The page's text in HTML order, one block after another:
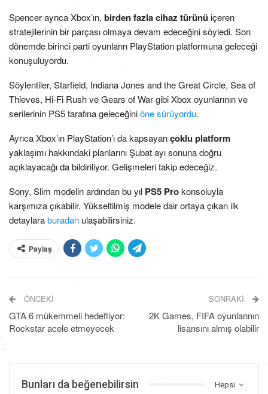
Spencer ayrıca Xbox’ın, birden fazla cihaz türünüiçeren
stratejilerinin bir parçası olmaya devam edeceğini söyledi. Son
dönemde birinci parti oyunların PlayStation platformuna geleceği
konuşuluyordu.
Söylentiler, Starfield, Indiana Jones and the Great Circle, Sea of
Thieves, Hi-Fi Rush ve Gears of War gibi Xbox oyunlarının ve
serilerinin PS5 tarafına geleceğiniöne sürüyordu.
Ayrıca Xbox’ın PlayStation’ı da kapsayançoklu platform
yaklaşımı hakkındaki planlarını Şubat ayı sonuna doğru
açıklayacağı da bildiriliyor. Gelişmeleri takip edeceğiz.
Sony, Slim modelin ardından bu yıl PS5 Prokonsoluyla
karşımıza çıkabilir. Yükseltilmiş modele dair ortaya çıkan ilk
detaylaraburadan ulaşabilirsiniz.
Paylaş
ÖNCEKI
GTA 6 mükemmeli hedefliyor:
Rockstar acele etmeyecek
SONRAKI
2K Games, FIFA oyunlarının
lisansını almış olabilir
Hepsi
Bunları da beğenebilirsin